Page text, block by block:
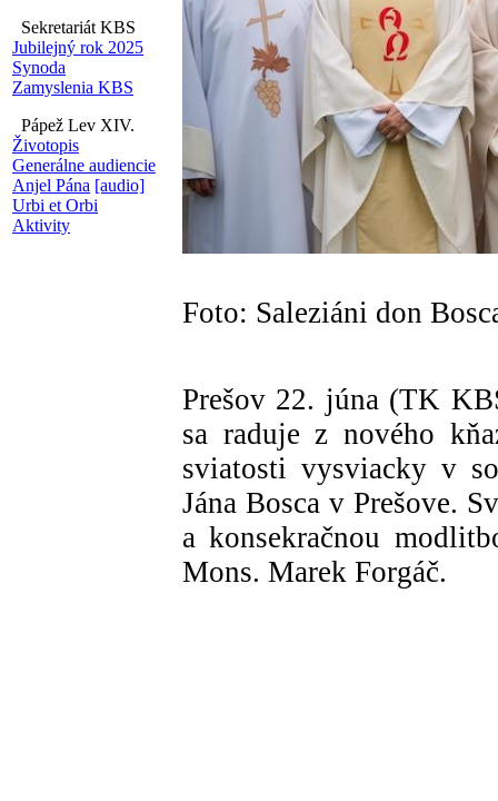
Sekretariát KBS
Jubilejný rok 2025
Synoda
Zamyslenia KBS
Pápež Lev XIV.
Životopis
Generálne audiencie
Anjel Pána [audio]
Urbi et Orbi
Aktivity
Foto: Saleziáni don
Prešov 22. júna (TK
sa raduje z nového
sviatosti vysviacky v
Jána Bosca v Prešove.
a konsekračnou
Mons. Marek Forgáč.